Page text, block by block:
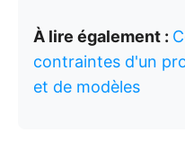
À lire également :
contraintes d'un
et de modèles